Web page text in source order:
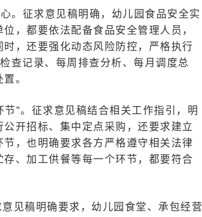
。征求意见稿明确，幼儿园食品安全实
，都要依法配备食品安全管理人员，
，还要强化动态风险防控，严格执行
查记录、每周排查分析、每月调度总
。
”。征求意见稿结合相关工作指引，明
开招标、集中定点采购，还要求建立
，也明确要求各方严格遵守相关法律
、加工供餐等每一个环节，都要符合
见稿明确要求，幼儿园食堂、承包经营